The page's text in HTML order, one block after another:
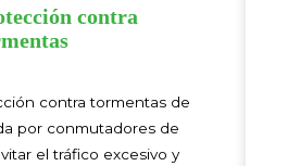
contra
contra tormentas de
por conmutadores de
el tráfico excesivo y